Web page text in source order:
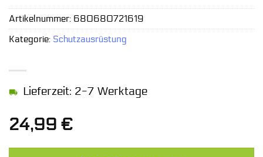
24,99 €
Lieferzeit: 2-7 Werktage
Artikelnummer: 680680721619
Kategorie: Schutzausrüstung